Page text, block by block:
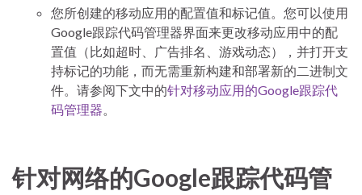
您所创建的移动应用的配置值和标记值。您可以使用
Google跟踪代码管理器界面来更改移动应用中的配
置值（比如超时、广告排名、游戏动态），并打开支
持标记的功能，而无需重新构建和部署新的二进制文
件。请参阅下文中的针对移动应用的Google跟踪代
码管理器。
针对网络的Google跟踪代码管